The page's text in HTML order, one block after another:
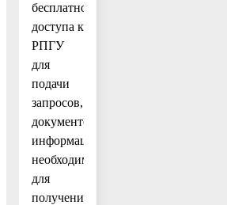
бесплатного
доступа к
РПГУ
для
подачи
запросов,
документов,
информации,
необходимых
для
получения